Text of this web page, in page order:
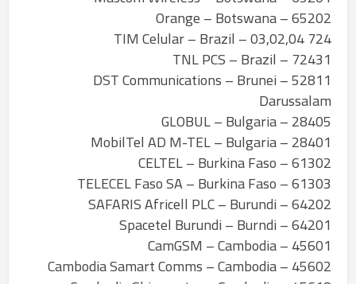
65202 – Orange – Botswana
724 03,02,04 – TIM Celular – Brazil
72431 – TNL PCS – Brazil
52811 – DST Communications – Brunei
Darussalam
28405 – GLOBUL – Bulgaria
28401 – MobilTel AD M-TEL – Bulgaria
61302 – CELTEL – Burkina Faso
61303 – TELECEL Faso SA – Burkina Faso
64202 – SAFARIS Africell PLC – Burundi
64201 – Spacetel Burundi – Burndi
45601 – CamGSM – Cambodia
45602 – Cambodia Samart Comms – Cambodia